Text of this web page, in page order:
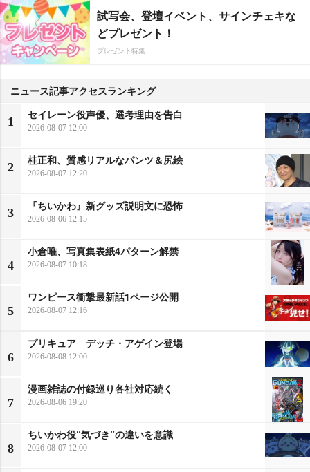
試写会、登壇イベント、サインチェキな
どプレゼント！
プレゼント特集
ニュース記事アクセスランキング
1
セイレーン役声優、選考理由を告白
2026-08-07 12:00
2
桂正和、質感リアルなパンツ＆尻絵
2026-08-07 12:20
3
『ちいかわ』新グッズ説明文に恐怖
2026-08-06 12:15
4
小倉唯、写真集表紙4パターン解禁
2026-08-07 10:18
5
ワンピース衝撃最新話1ページ公開
2026-08-07 12:16
6
プリキュア デッチ・アゲイン登場
2026-08-08 12:00
7
漫画雑誌の付録巡り各社対応続く
2026-08-06 19:20
8
ちいかわ役“気づき”の違いを意識
2026-08-07 12:00